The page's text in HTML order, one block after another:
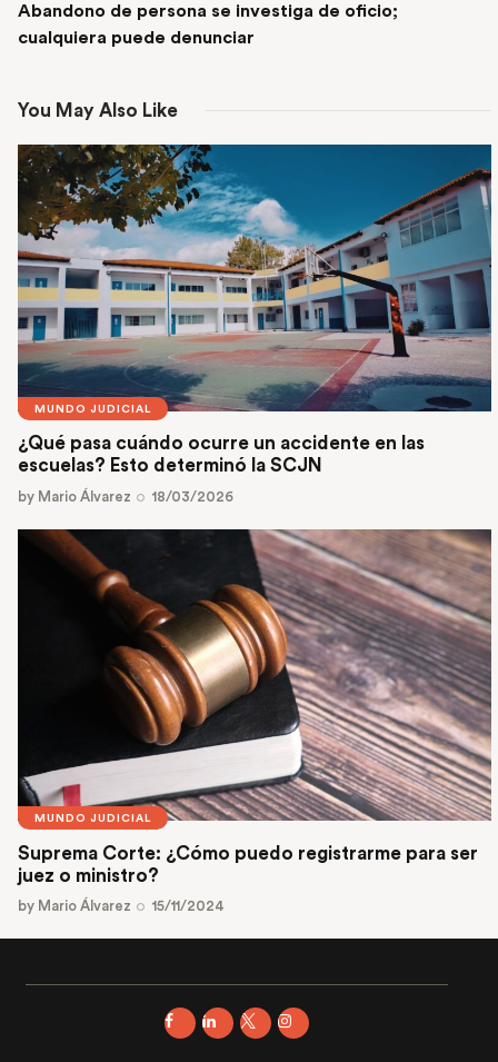
Abandono de persona se investiga de oficio;
cualquiera puede denunciar
You May Also Like
MUNDO JUDICIAL
¿Qué pasa cuándo ocurre un accidente en las
escuelas? Esto determinó la SCJN
by Mario Álvarez 18/03/2026
MUNDO JUDICIAL
Suprema Corte: ¿Cómo puedo registrarme para ser
juez o ministro?
by Mario Álvarez 15/11/2024